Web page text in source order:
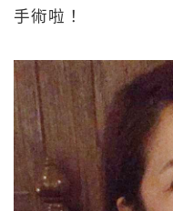
手術啦！